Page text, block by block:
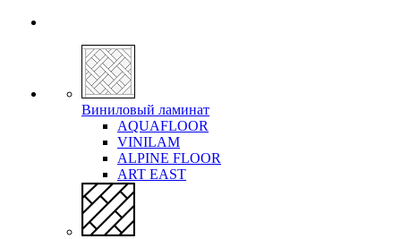
Виниловый ламинат
AQUAFLOOR
VINILAM
ALPINE FLOOR
ART EAST